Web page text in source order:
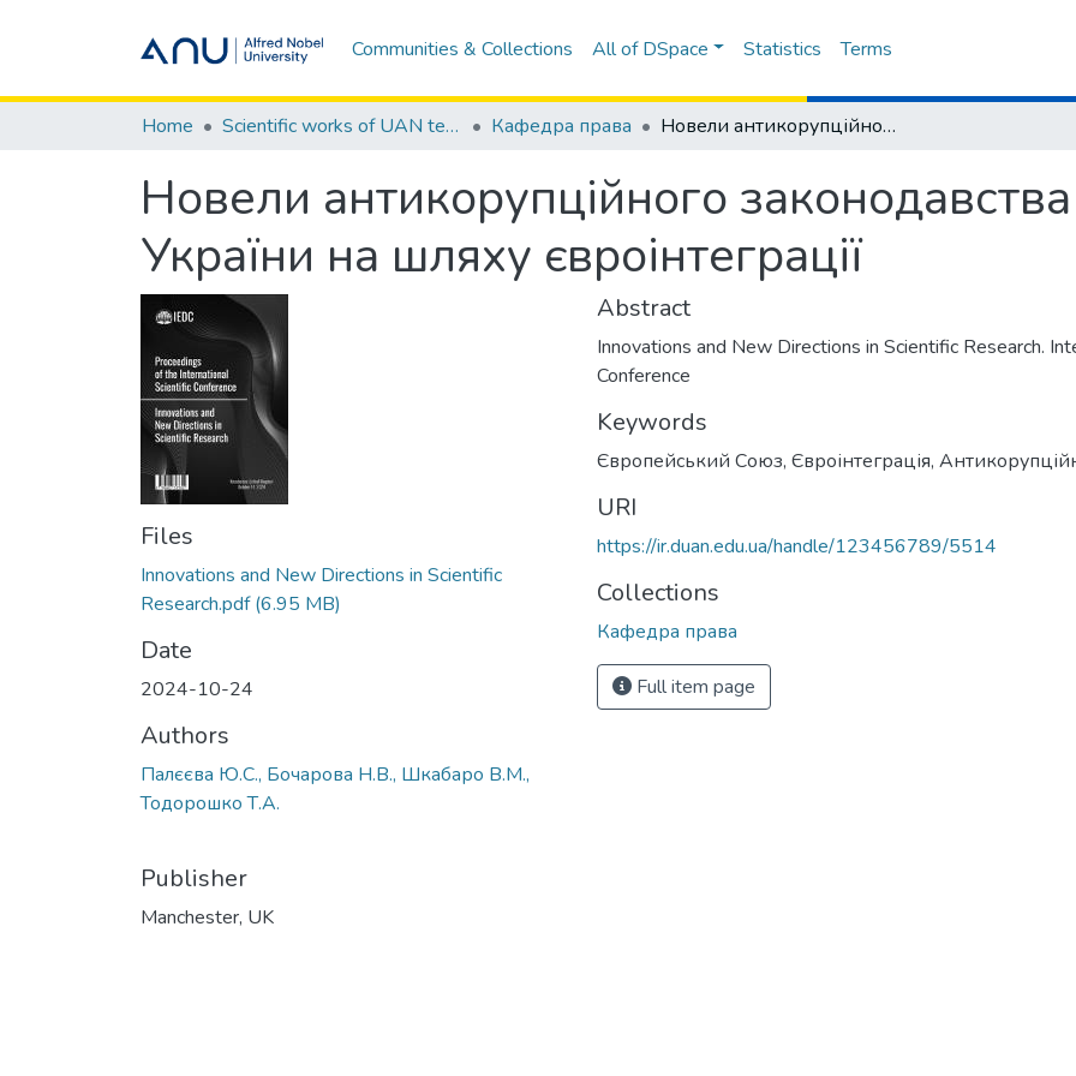
Communities & Collections All of DSpace Statistics Terms
Home Scientific works of UAN teachers / Наукові праці викладачів УАН Кафедра права Новели антикорупційного законодавства ЄС – взірець для України на шляху євроінтеграції
Новели антикорупційного
України на шляху євроінтеграції
Files
Innovations and New Directions in Scientific
Research.pdf(6.95 MB)
Date
2024-10-24
Authors
Палєєва Ю.С., Бочарова Н.В., Шкабаро В.М.,
Тодорошко Т.А.
Publisher
Manchester, UK
Abstract
Innovations and New Directions in Scientific Research.
Conference
Keywords
Європейський Союз, Євроінтеграція,
URI
https://ir.duan.edu.ua/handle/123456789/5514
Collections
Кафедра права
Full item page